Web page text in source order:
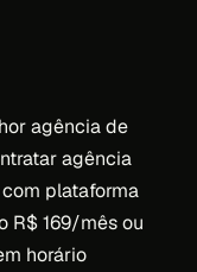
agência de
agência
plataforma
R$ 169/mês ou
horário